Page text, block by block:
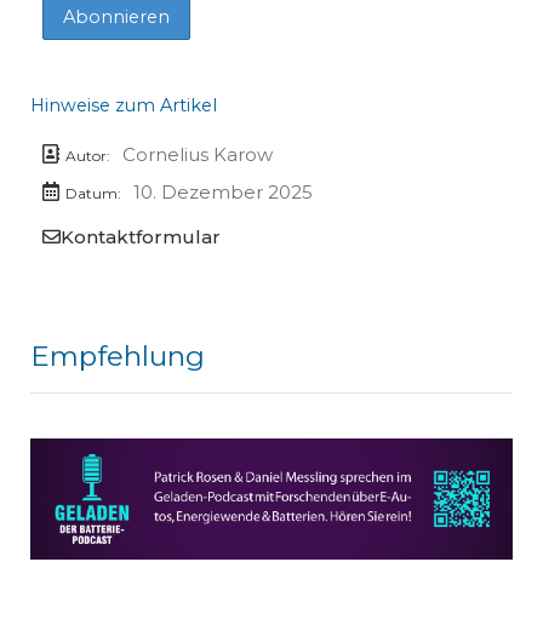
Hinweise zum Artikel
Autor: Cornelius Karow
Datum:
10. Dezember 2025
Kontaktformular
Empfehlung